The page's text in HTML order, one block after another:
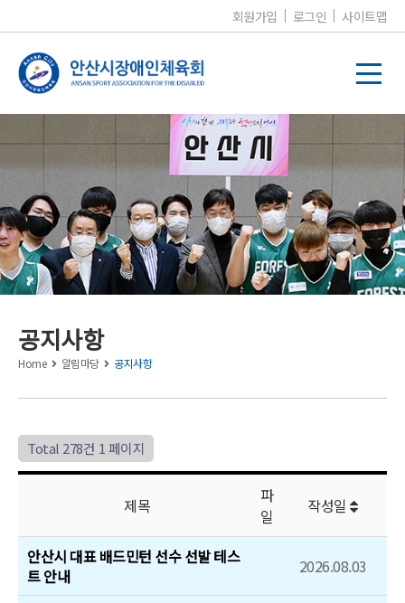
회원가입 로그인 사이트맵
알림마당
공지사항
행사/대회일정
포토갤러리
공지사항
Home 알림마당 공지사항
Total 278건 1 페이지
제목
파
일
작성일
안산시 대표 배드민턴 선수 선발 테스
트 안내
2026.08.03